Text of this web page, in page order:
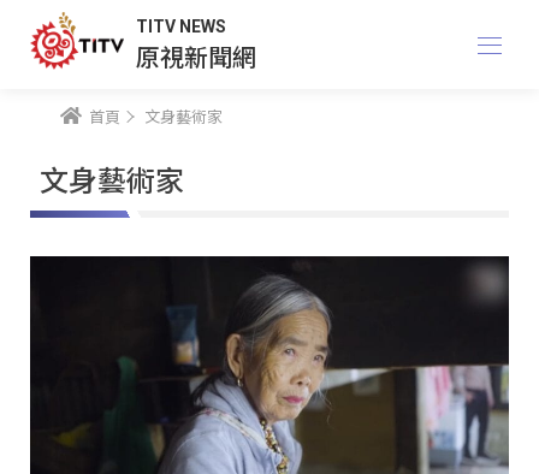
TITV NEWS
原視新聞網
首頁 文身藝術家
文身藝術家